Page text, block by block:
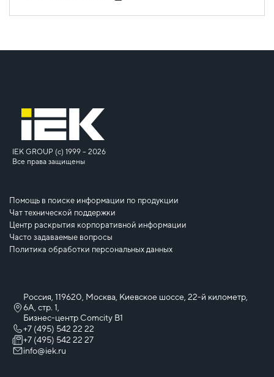
IEK GROUP (c) 1999 – 2026
Все права защищены
Помощь в поиске информации по продукции
Чат технической поддержки
Центр раскрытия корпоративной информации
Часто задаваемые вопросы
Политика обработки персональных данных
Россия, 119620, Москва, Киевское шоссе, 22-й километр,
6А, стр. 1,
Бизнес-центр Comcity B1
+7 (495) 542 22 22
+7 (495) 542 22 27
info@iek.ru